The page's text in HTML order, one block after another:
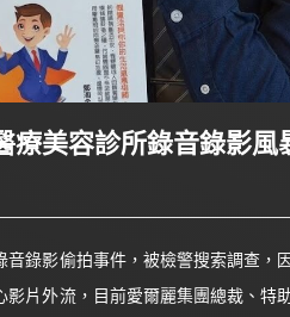
療美容診所錄音錄影
影偷拍事件，被檢警搜索調查，
影片外流，目前愛爾麗集團總裁、